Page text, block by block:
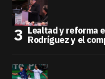
Lealtad y reforma
Rodríguez y el